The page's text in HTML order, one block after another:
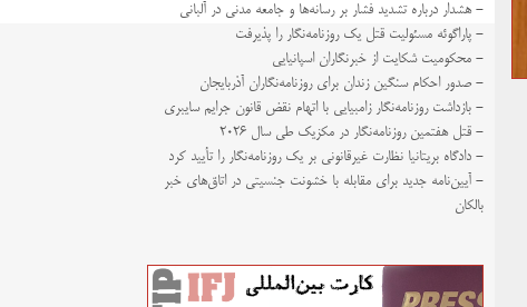
- هشدار درباره تشدید فشار بر رسانه‌ها و جامعه مدنی در آلبانی
- پاراگوئه مسئولیت قتل یک روزنامه‌نگار را پذیرفت
- محکومیت شکایت از خبرنگاران اسپانیایی
- صدور احکام سنگین زندان برای روزنامه‌نگاران آذربایجان
- بازداشت روزنامه‌نگار زامبیایی با اتهام نقض قانون جرایم سایبری
- قتل هفتمین روزنامه‌نگار در مکزیک طی سال ۲۰۲۶
- دادگاه بریتانیا نظارت غیرقانونی بر یک روزنامه‌نگار را تأیید کرد
- آیین‌نامه جدید برای مقابله با خشونت جنسیتی در اتاق‌های خبر
بالکان